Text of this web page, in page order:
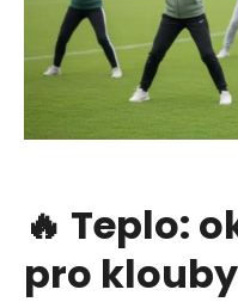
🔥 Teplo:
pro klouby